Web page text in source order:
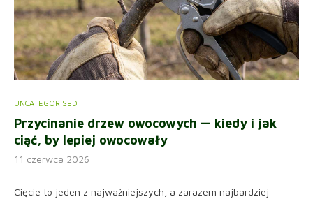
UNCATEGORISED
Przycinanie drzew owocowych — kiedy i jak
ciąć, by lepiej owocowały
11 czerwca 2026
Cięcie to jeden z najważniejszych, a zarazem najbardziej